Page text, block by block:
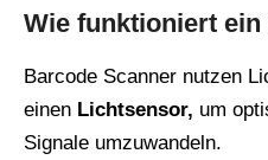
Wie funktioniert
Barcode Scanner nutzen
einen Lichtsensor, um
Signale umzuwandeln.